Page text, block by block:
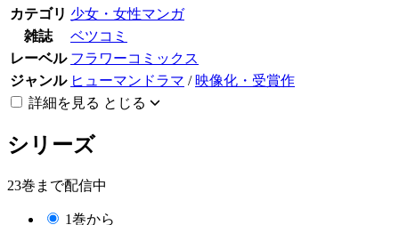
カテゴリ 少女・女性マンガ
雑誌
ベツコミ
レーベル フラワーコミックス
ジャンル ヒューマンドラマ / 映像化・受賞作
詳細を見る とじる
シリーズ
23巻まで配信中
1巻から